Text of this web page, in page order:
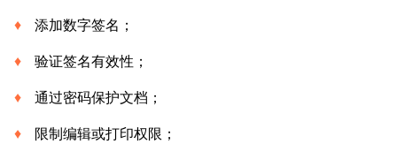
添加数字签名；
验证签名有效性；
通过密码保护文档；
限制编辑或打印权限；